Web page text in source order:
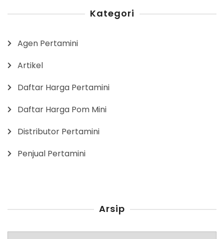
Kategori
Agen Pertamini
Artikel
Daftar Harga Pertamini
Daftar Harga Pom Mini
Distributor Pertamini
Penjual Pertamini
Arsip